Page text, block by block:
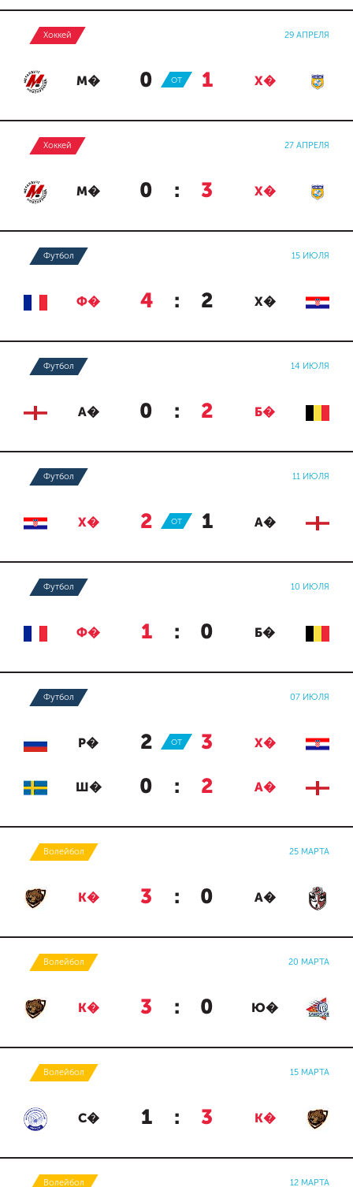
Хоккей 29 АПРЕЛЯ
М� 0 : 1 Х�
ОТ
Хоккей 27 АПРЕЛЯ
М� 0 : 3 Х�
Футбол 15 ИЮЛЯ
Ф� 4 : 2 Х�
Футбол 14 ИЮЛЯ
А� 0 : 2 Б�
Футбол 11 ИЮЛЯ
Х� 2 : 1 А�
ОТ
Футбол 10 ИЮЛЯ
Ф� 1 : 0 Б�
Футбол 07 ИЮЛЯ
Р� 2 : 3 Х�
ОТ
Ш� 0 : 2 А�
Волейбол 25 МАРТА
К� 3 : 0 А�
Волейбол 20 МАРТА
К� 3 : 0 Ю�
Волейбол 15 МАРТА
С� 1 : 3 К�
Волейбол 12 МАРТА